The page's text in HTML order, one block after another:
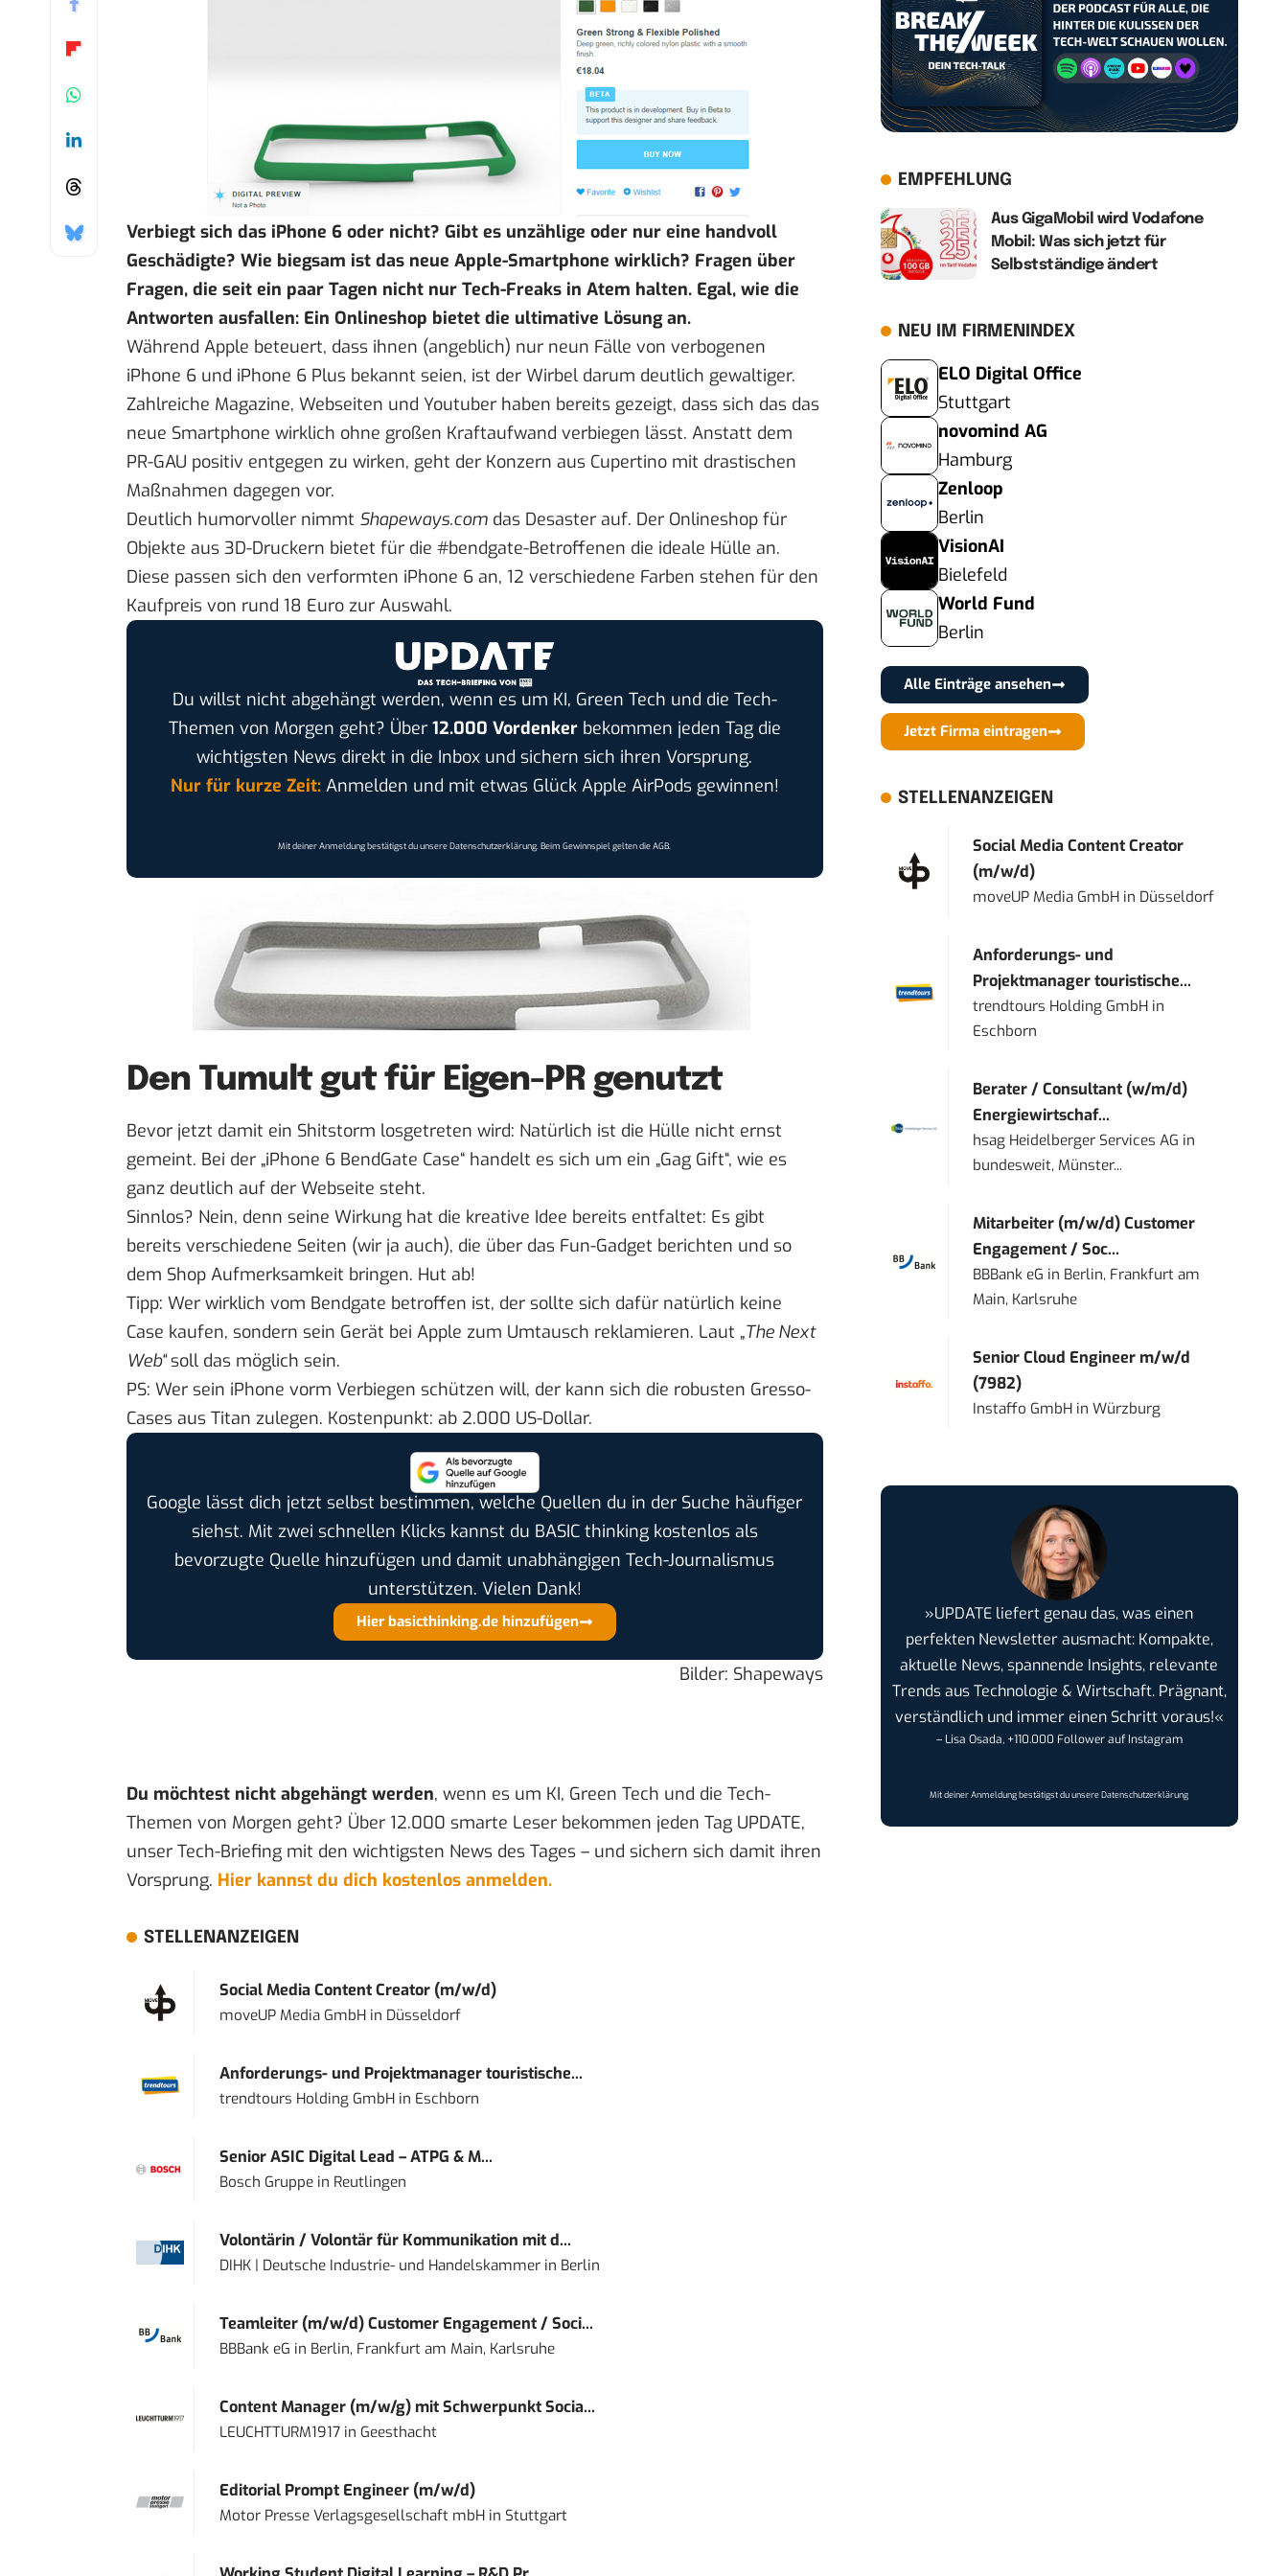
Verbiegt sich das iPhone 6 oder nicht? Gibt es unzählige oder nur eine handvoll
Geschädigte? Wie biegsam ist das neue Apple-Smartphone wirklich? Fragen über
Fragen, die seit ein paar Tagen nicht nur Tech-Freaks in Atem halten. Egal, wie die
Antworten ausfallen: Ein Onlineshop bietet die ultimative Lösung an.
Während Apple beteuert, dass ihnen (angeblich) nur neun Fälle von verbogenen
iPhone 6 und iPhone 6 Plus bekannt seien, ist der Wirbel darum deutlich gewaltiger.
Zahlreiche Magazine, Webseiten und Youtuber haben bereits gezeigt, dass sich das das
neue Smartphone wirklich ohne großen Kraftaufwand verbiegen lässt. Anstatt dem
PR-GAU positiv entgegen zu wirken, geht der Konzern aus Cupertino mit drastischen
Maßnahmen dagegen vor.
Deutlich humorvoller nimmt Shapeways.com das Desaster auf. Der Onlineshop für
Objekte aus 3D-Druckern bietet für die #bendgate-Betroffenen die ideale Hülle an.
Diese passen sich den verformten iPhone 6 an, 12 verschiedene Farben stehen für den
Kaufpreis von rund 18 Euro zur Auswahl.
Du willst nicht abgehängt werden, wenn es um KI, Green Tech und die Tech-
Themen von Morgen geht? Über 12.000 Vordenkerbekommen jeden Tag die
wichtigsten News direkt in die Inbox und sichern sich ihren Vorsprung.
Nur für kurze Zeit:Anmelden und mit etwas Glück Apple AirPods gewinnen!
Mit deiner Anmeldung bestätigst du unsereDatenschutzerklärung. Beim Gewinnspiel gelten dieAGB.
Den Tumult gut für Eigen-PR genutzt
Bevor jetzt damit ein Shitstorm losgetreten wird: Natürlich ist die Hülle nicht ernst
gemeint. Bei der „iPhone 6 BendGate Case“ handelt es sich um ein „Gag Gift“, wie es
ganz deutlich auf der Webseite steht.
Sinnlos? Nein, denn seine Wirkung hat die kreative Idee bereits entfaltet: Es gibt
bereits verschiedene Seiten (wir ja auch), die über das Fun-Gadget berichten und so
dem Shop Aufmerksamkeit bringen. Hut ab!
Tipp: Wer wirklich vom Bendgate betroffen ist, der sollte sich dafür natürlich keine
Case kaufen, sondern sein Gerät bei Apple zum Umtausch reklamieren. Laut „The Next
Web“soll das möglich sein.
PS: Wer sein iPhone vorm Verbiegen schützen will, der kann sich die robusten Gresso-
Cases aus Titan zulegen. Kostenpunkt: ab 2.000 US-Dollar.
Google lässt dich jetzt selbst bestimmen, welche Quellen du in der Suche häufiger
siehst. Mit zwei schnellen Klicks kannst du BASIC thinking kostenlos als
bevorzugte Quelle hinzufügen und damit unabhängigen Tech-Journalismus
unterstützen. Vielen Dank!
Hier basicthinking.de hinzufügen
Bilder: Shapeways
Du möchtest nicht abgehängt werden, wenn es um KI, Green Tech und die Tech-
Themen von Morgen geht? Über 12.000 smarte Leser bekommen jeden Tag UPDATE,
unser Tech-Briefing mit den wichtigsten News des Tages – und sichern sich damit ihren
Vorsprung. Hier kannst du dich kostenlos anmelden.
STELLENANZEIGEN
Social Media Content Creator (m/w/d)
moveUP Media GmbHin Düsseldorf
Anforderungs- und Projektmanager touristische...
trendtours Holding GmbHin Eschborn
Senior ASIC Digital Lead – ATPG & M...
Bosch Gruppein Reutlingen
Volontärin / Volontär für Kommunikation mit d...
DIHK | Deutsche Industrie- und Handelskammerin Berlin
Teamleiter (m/w/d) Customer Engagement / Soci...
BBBank eG in Berlin, Frankfurt am Main, Karlsruhe
Content Manager (m/w/g) mit Schwerpunkt Socia...
LEUCHTTURM1917in Geesthacht
Editorial Prompt Engineer (m/w/d)
Motor Presse Verlagsgesellschaft mbHin Stuttgart
EMPFEHLUNG
Aus GigaMobil wird Vodafone
Mobil: Was sich jetzt für
Selbstständige ändert
NEU IM FIRMENINDEX
ELO Digital Office
Stuttgart
novomind AG
Hamburg
Zenloop
Berlin
VisionAI
Bielefeld
World Fund
Berlin
Alle Einträge ansehen
Jetzt Firma eintragen
STELLENANZEIGEN
Social Media Content Creator
(m/w/d)
moveUP Media GmbH in Düsseldorf
Anforderungs- und
Projektmanager touristische...
trendtours Holding GmbH in
Eschborn
Berater / Consultant (w/m/d)
Energiewirtschaf...
hsag Heidelberger Services AG in
bundesweit, Münster...
Mitarbeiter (m/w/d) Customer
Engagement / Soc...
BBBank eG in Berlin, Frankfurt am
Main, Karlsruhe
Senior Cloud Engineer m/w/d
(7982)
Instaffo GmbH inWürzburg
»UPDATE liefert genau das, was einen
perfekten Newsletter ausmacht: Kompakte,
aktuelle News, spannende Insights, relevante
Trends aus Technologie & Wirtschaft. Prägnant,
verständlich und immer einen Schritt voraus!«
– Lisa Osada, +110.000 Follower auf Instagram
Mit deiner Anmeldung bestätigst du unsereDatenschutzerklärung